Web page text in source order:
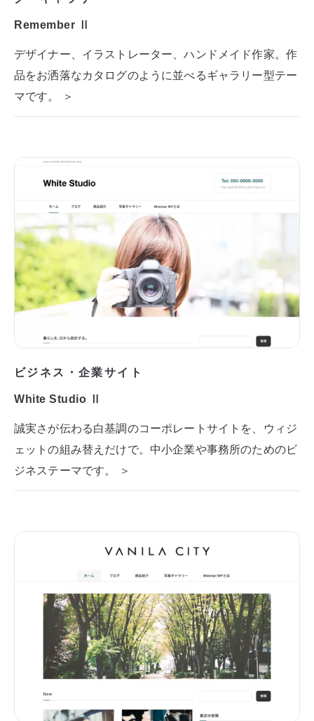
Remember Ⅱ
デザイナー、イラストレーター、ハンドメイド作家。作
品をお洒落なカタログのように並べるギャラリー型テー
マです。 ＞
ビジネス・企業サイト
White Studio Ⅱ
誠実さが伝わる白基調のコーポレートサイトを、ウィジ
ェットの組み替えだけで。中小企業や事務所のためのビ
ジネステーマです。 ＞